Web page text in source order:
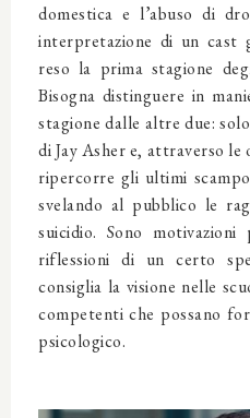
domestica e l’abuso di
interpretazione di un cast
reso la prima stagione
Bisogna distinguere in
stagione dalle altre due:
di Jay Asher e, attraverso le
ripercorre gli ultimi
svelando al pubblico le
suicidio. Sono
riflessioni di un certo
consiglia la visione nelle
competenti che possano
psicologico.